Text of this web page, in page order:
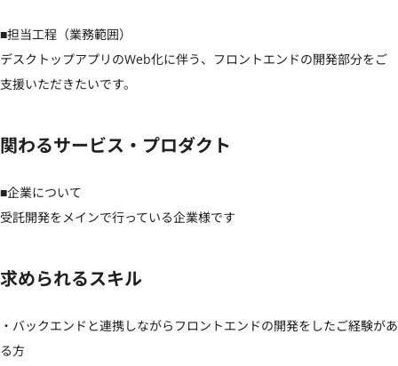
■担当工程（業務範囲）
デスクトップアプリのWeb化に伴う、フロントエンドの開発部分をご
支援いただきたいです。
関わるサービス・プロダクト
■企業について
受託開発をメインで行っている企業様です
求められるスキル
・バックエンドと連携しながらフロントエンドの開発をしたご経験があ
る方